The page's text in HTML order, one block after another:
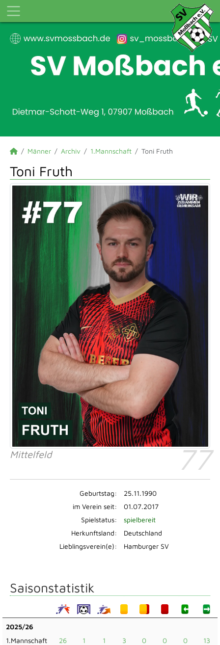
Männer Archiv 1.Mannschaft Toni Fruth
Toni Fruth
77
Mittelfeld
Geburtstag:
25.11.1990
im Verein seit:
01.07.2017
Spielstatus:
spielbereit
Herkunftsland:
Deutschland
Lieblingsverein(e):
Hamburger SV
Saisonstatistik
2025/26
1.Mannschaft
26 1 1 3 0 0 0 13